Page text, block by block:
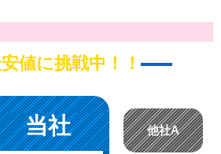
値に挑戦中！！
当社 他社A